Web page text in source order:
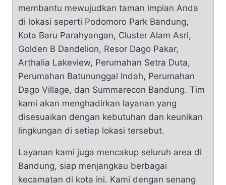
membantu mewujudkan taman impian Anda
di lokasi seperti Podomoro Park Bandung,
Kota Baru Parahyangan, Cluster Alam Asri,
Golden B Dandelion, Resor Dago Pakar,
Arthalia Lakeview, Perumahan Setra Duta,
Perumahan Batununggal Indah, Perumahan
Dago Village, dan Summarecon Bandung. Tim
kami akan menghadirkan layanan yang
disesuaikan dengan kebutuhan dan keunikan
lingkungan di setiap lokasi tersebut.
Layanan kami juga mencakup seluruh area di
Bandung, siap menjangkau berbagai
kecamatan di kota ini. Kami dengan senang